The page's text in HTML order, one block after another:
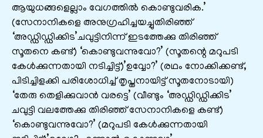
ആയുധങ്ങളെല്ലാം വേഗത്തില്‍ കൊണ്ടുവരിക.’
(സേനാനികളെ അനുഗ്രഹിച്ചയച്ചുതിരിഞ്ഞ്
‘അഡ്ഡിഡ്ഡിക്കിട’ചവുട്ടിനിന്ന് ഇടത്തേക്കു തിരിഞ്ഞ്
സൂതനെ കണ്ട്) ‘കൊണ്ടുവന്നുവോ?’ (സൂതന്റെ മറുപടി
കേൾക്കുന്നതായി നടിച്ചിട്ട്)’ഉവ്വോ?’ (രഥം നോക്കിക്കണ്ട്,
പിടിച്ചിളക്കി പരിശോധിച്ച് തൃപ്തനായിട്ട് സൂതനോടായി)
‘തേരു തെളിക്കുവാന്‍ വരട്ടെ’ (വീണ്ടും ‘അഡ്ഡിഡ്ഡിക്കിട’
ചവുട്ടി വലത്തേക്കു തിരിഞ്ഞ് സേനാനികളെ കണ്ട്)
‘കൊണ്ടുവന്നുവോ?’ (മറുപടി കേൾക്കുന്നതായി